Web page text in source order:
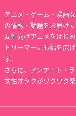
アニメ・ゲーム・漫画
の情報・話題をお届け
女性向けアニメをはじ
トリーマーにも幅を広
す。
さらに、アンケート・
女性オタクがワクワク